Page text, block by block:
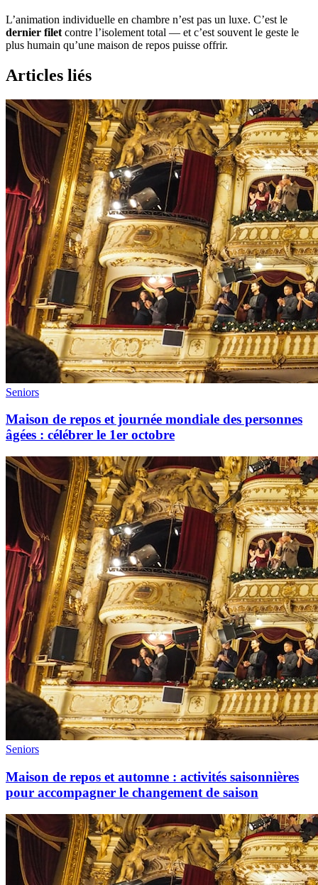
L’animation individuelle en chambre n’est pas un luxe. C’est le
dernier filet contre l’isolement total — et c’est souvent le geste le
plus humain qu’une maison de repos puisse offrir.
Articles liés
Seniors
Maison de repos et journée mondiale des personnes
âgées : célébrer le 1er octobre
Seniors
Maison de repos et automne : activités saisonnières
pour accompagner le changement de saison